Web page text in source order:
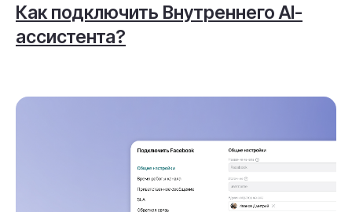
Как подключить Внутреннего AI-
ассистента?